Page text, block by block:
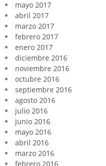
mayo 2017
abril 2017
marzo 2017
febrero 2017
enero 2017
diciembre 2016
noviembre 2016
octubre 2016
septiembre 2016
agosto 2016
julio 2016
junio 2016
mayo 2016
abril 2016
marzo 2016
febrero 2016